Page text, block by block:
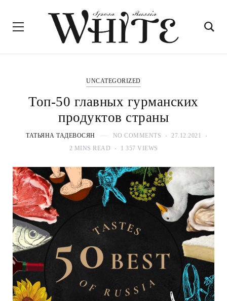
UNCATEGORIZED
Топ-50 главных гурманских
продуктов страны
ТАТЬЯНА ТАДЕВОСЯН NO COMMENTS
27.12.2021
2 MINS READ
1 357 VIEWS